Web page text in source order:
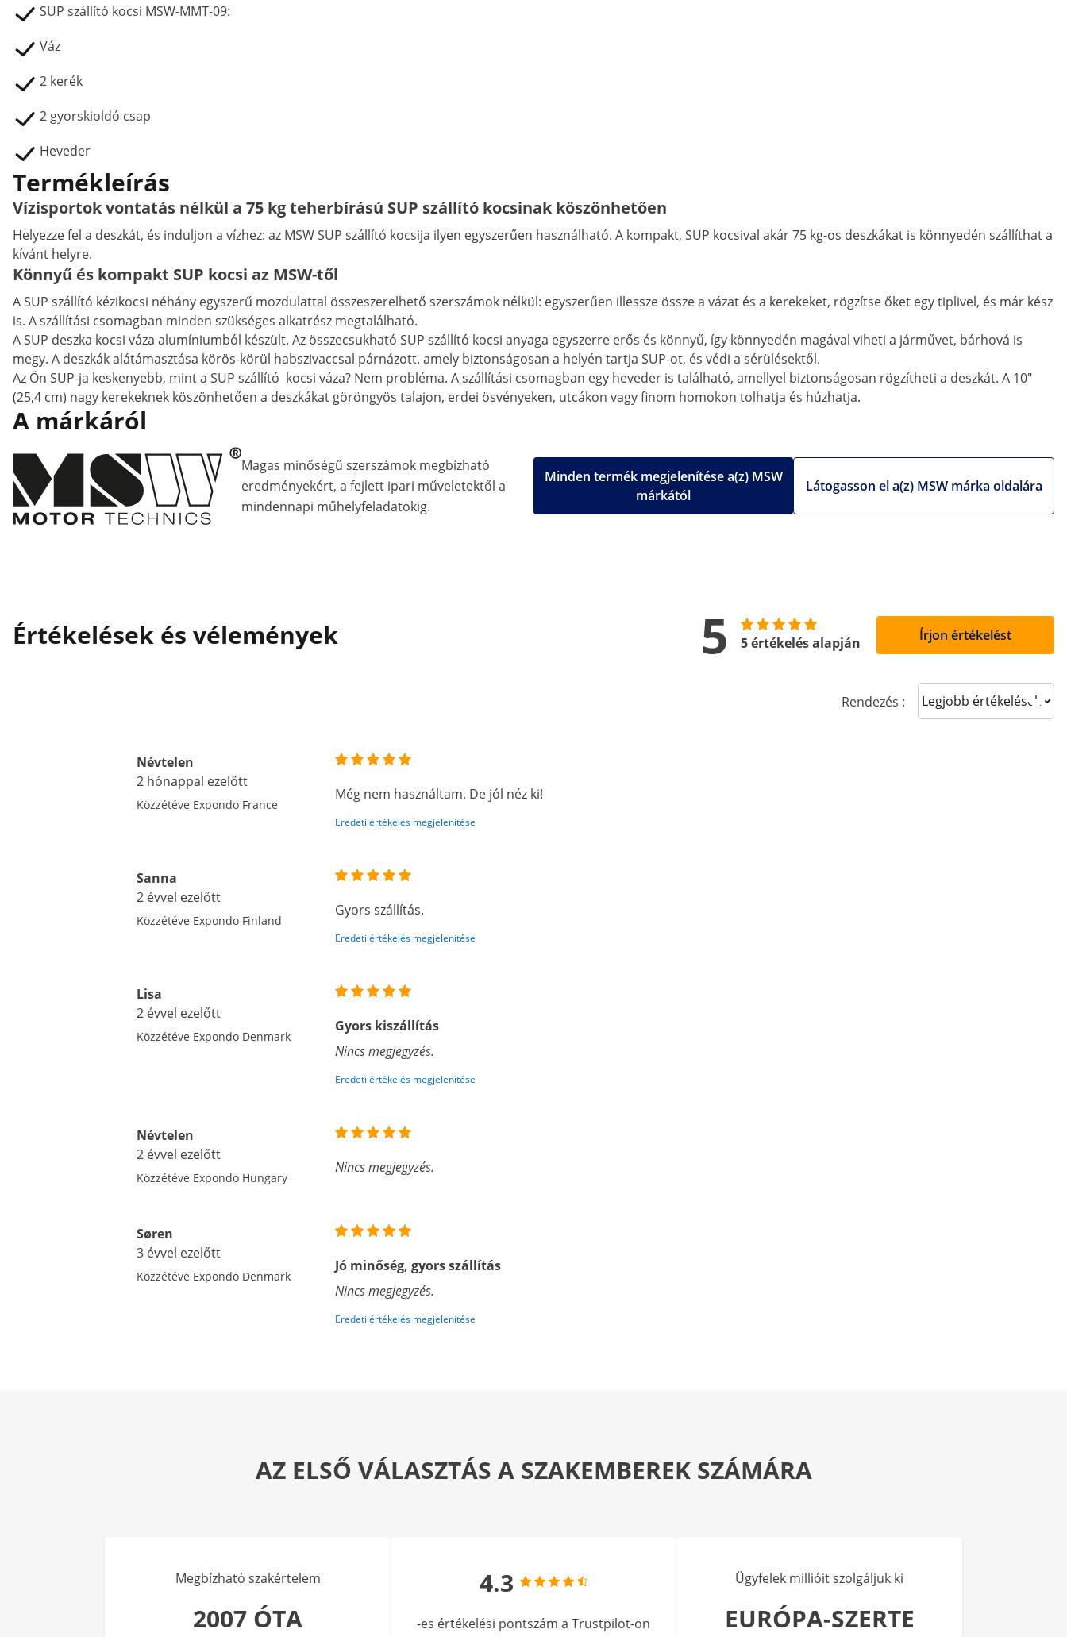
SUP szállító kocsi MSW-MMT-09:
Váz
2 kerék
2 gyorskioldó csap
Heveder
Termékleírás
Vízisportok vontatás nélkül a 75 kg teherbírású SUP szállító kocsinak köszönhetően
Helyezze fel a deszkát, és induljon a vízhez: az MSW SUP szállító kocsija ilyen egyszerűen használható. A kompakt, SUP kocsival akár 75 kg-os deszkákat is könnyedén szállíthat a
kívánt helyre.
Könnyű és kompakt SUP kocsi az MSW-től
A SUP szállító kézikocsi néhány egyszerű mozdulattal összeszerelhető szerszámok nélkül: egyszerűen illessze össze a vázat és a kerekeket, rögzítse őket egy tiplivel, és már kész
is. A szállítási csomagban minden szükséges alkatrész megtalálható.
A SUP deszka kocsi váza alumíniumból készült. Az összecsukható SUP szállító kocsi anyaga egyszerre erős és könnyű, így könnyedén magával viheti a járművet, bárhová is
megy. A deszkák alátámasztása körös-körül habszivaccsal párnázott. amely biztonságosan a helyén tartja SUP-ot, és védi a sérülésektől.
Az Ön SUP-ja keskenyebb, mint a SUP szállító kocsi váza? Nem probléma. A szállítási csomagban egy heveder is található, amellyel biztonságosan rögzítheti a deszkát. A 10"
(25,4 cm) nagy kerekeknek köszönhetően a deszkákat göröngyös talajon, erdei ösvényeken, utcákon vagy finom homokon tolhatja és húzhatja.
A márkáról
Magas minőségű szerszámok megbízható
eredményekért, a fejlett ipari műveletektől a
mindennapi műhelyfeladatokig.
Látogasson el a(z) MSW márka oldalára
Minden termék megjelenítése a(z) MSW
márkától
Értékelések és vélemények 5 5 értékelés alapján Írjon értékelést
Rendezés : Sort reviews
Névtelen
2 hónappal ezelőtt
Közzétéve Expondo France
Még nem használtam. De jól néz ki!
Eredeti értékelés megjelenítése
Sanna
2 évvel ezelőtt
Közzétéve Expondo Finland
Gyors szállítás.
Eredeti értékelés megjelenítése
Lisa
2 évvel ezelőtt
Közzétéve Expondo Denmark
Gyors kiszállítás
Nincs megjegyzés.
Eredeti értékelés megjelenítése
Névtelen
2 évvel ezelőtt
Közzétéve Expondo Hungary
Nincs megjegyzés.
Søren
3 évvel ezelőtt
Közzétéve Expondo Denmark
Jó minőség, gyors szállítás
Nincs megjegyzés.
Eredeti értékelés megjelenítése
AZ ELSŐ VÁLASZTÁS A SZAKEMBEREK SZÁMÁRA
Megbízható szakértelem
2007 ÓTA
4.3
-es értékelési pontszám a Trustpilot-on
Ügyfelek millióit szolgáljuk ki
EURÓPA-SZERTE